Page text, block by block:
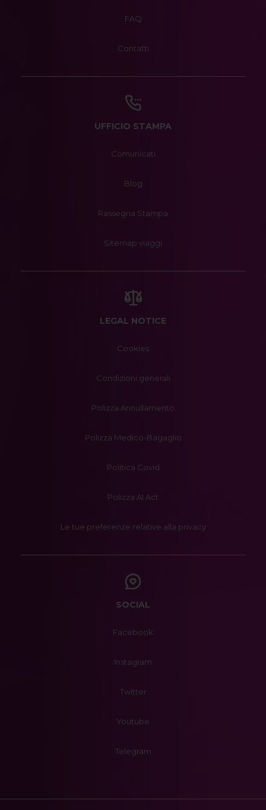
FAQ
Contatti
UFFICIO STAMPA
Comunicati
Blog
Rassegna Stampa
Sitemap viaggi
LEGAL NOTICE
Cookies
Condizioni generali
Polizza Annullamento
Polizza Medico-Bagaglio
Politica Covid
Polizza AI Act
Le tue preferenze relative alla privacy
SOCIAL
Facebook
Instagram
Twitter
Youtube
Telegram